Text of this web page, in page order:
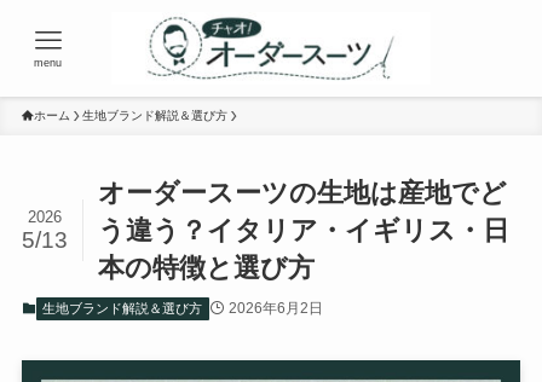
menu
ホーム 生地ブランド解説＆選び方
オーダースーツの生地は産地でど
う違う？イタリア・イギリス・日
本の特徴と選び方
2026
5/13
生地ブランド解説＆選び方 2026年6月2日